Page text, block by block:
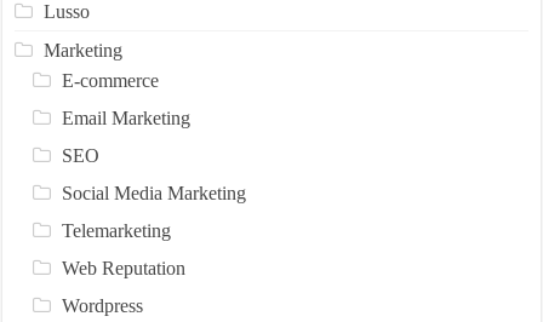
Lusso
Marketing
E-commerce
Email Marketing
SEO
Social Media Marketing
Telemarketing
Web Reputation
Wordpress